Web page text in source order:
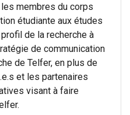
membres du corps
étudiante aux études
de la recherche à
de communication
de Telfer, en plus de
et les partenaires
visant à faire